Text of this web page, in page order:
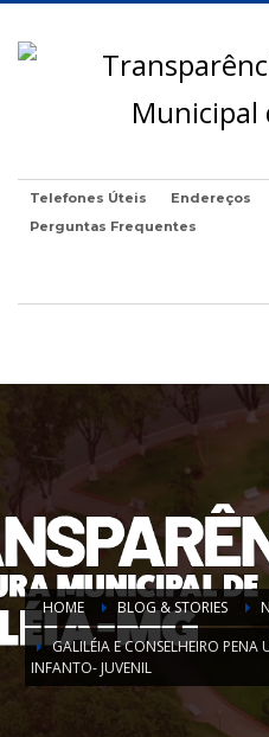
Telefones Úteis Endereços
Perguntas Frequentes
HOME BLOG & STORIES
GALILÉIA E CONSELHEIRO PENA
INFANTO- JUVENIL